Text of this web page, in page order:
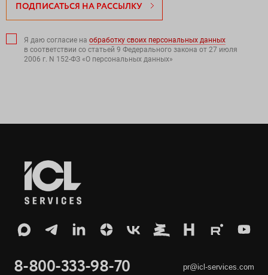
ПОДПИСАТЬСЯ НА РАССЫЛКУ
Я даю согласие на обработку своих персональных данных
в соответствии со статьей 9 Федерального закона от 27 июля
2006 г. N 152-ФЗ «О персональных данных»
8-800-333-98-70 pr@icl-services.com